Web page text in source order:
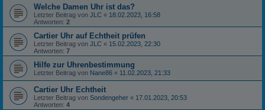
Welche Damen Uhr ist das?
Letzter Beitrag von JLC « 18.02.2023, 16:58
Antworten: 2
Cartier Uhr auf Echtheit prüfen
Letzter Beitrag von JLC « 15.02.2023, 22:30
Antworten: 7
Hilfe zur Uhrenbestimmung
Letzter Beitrag von Nane86 « 11.02.2023, 21:33
Cartier Uhr Echtheit
Letzter Beitrag von Sondengeher « 17.01.2023, 20:53
Antworten: 4